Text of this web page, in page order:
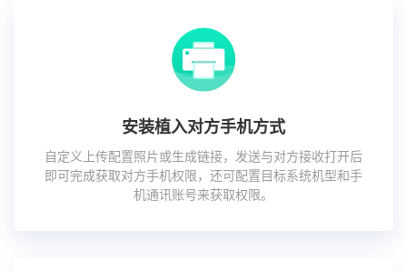
安装植入对方手机方式
自定义上传配置照片或生成链接，发送与对方接收打开后
即可完成获取对方手机权限，还可配置目标系统机型和手
机通讯账号来获取权限。